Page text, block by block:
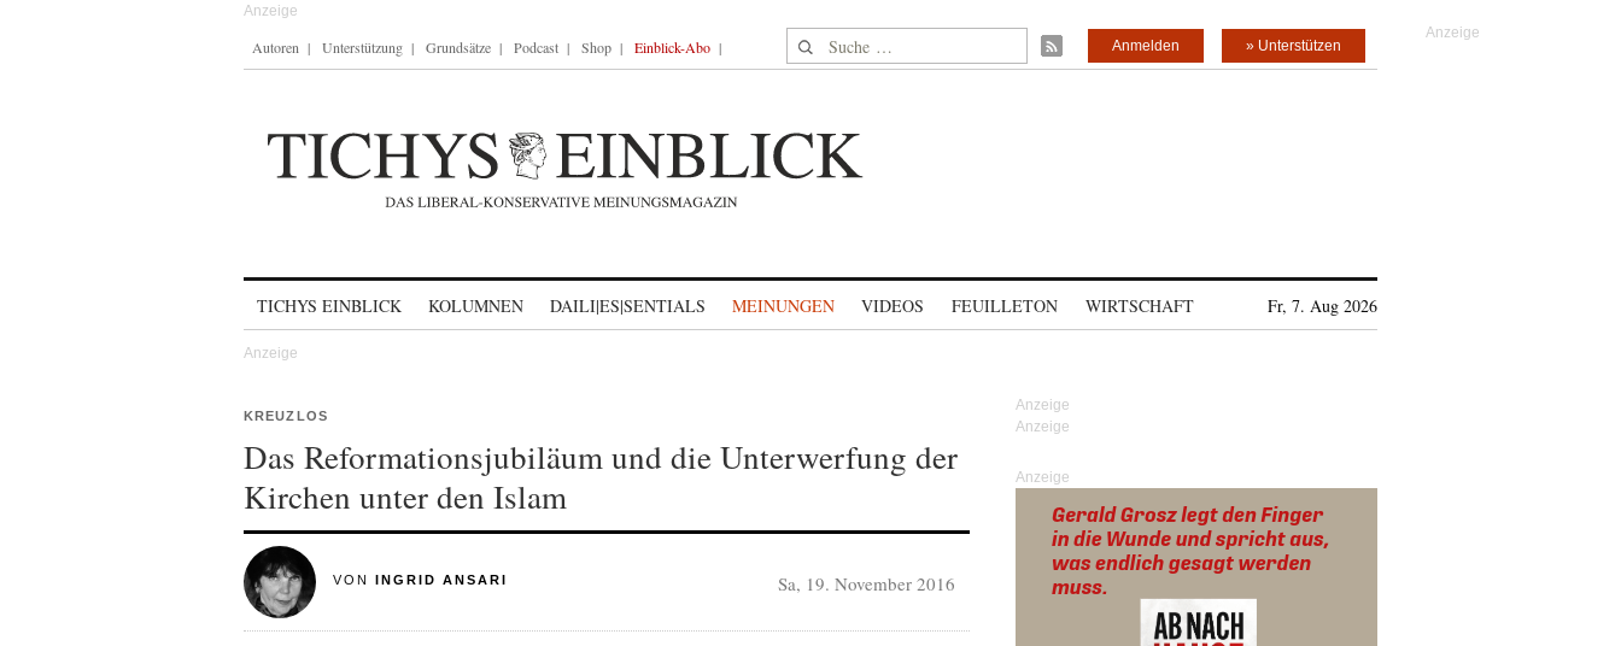
Autoren Unterstützung Grundsätze Podcast Shop Einblick-Abo Suche nach: » Unterstützen
Anmelden
TICHYS EINBLICK KOLUMNEN DAILI|ES|SENTIALS MEINUNGEN VIDEOS FEUILLETON WIRTSCHAFT Fr, 7. Aug 2026
KREUZLOS
Das Reformationsjubiläum und die Unterwerfung der
Kirchen unter den Islam
VON INGRID ANSARI Sa, 19. November 2016
Anzeige